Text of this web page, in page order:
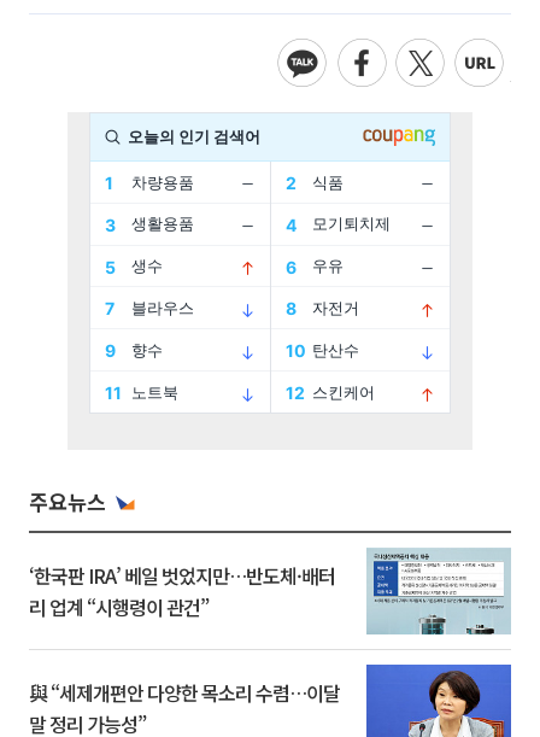
주요뉴스
‘한국판 IRA’ 베일 벗었지만…반도체·배터
리 업계 “시행령이 관건”
與 “세제개편안 다양한 목소리 수렴…이달
말 정리 가능성”